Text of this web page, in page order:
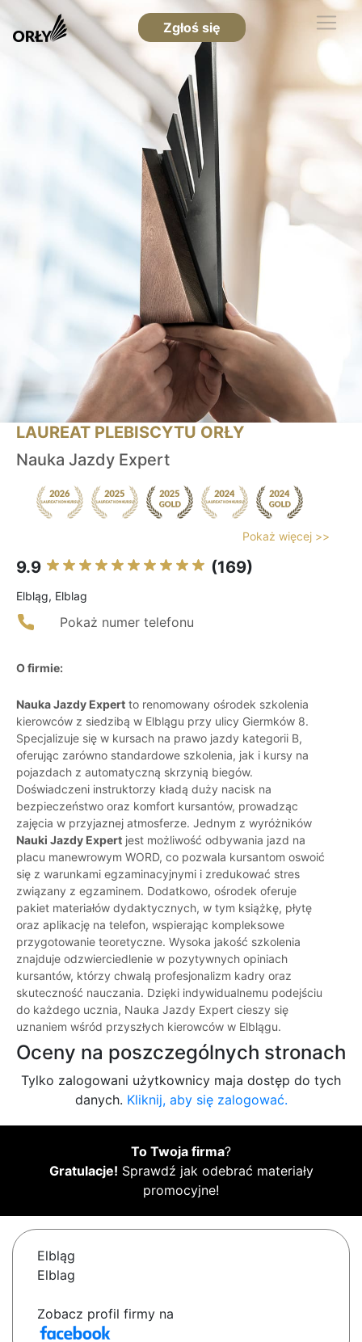
Zgłoś się
LAUREAT PLEBISCYTU ORŁY
Nauka Jazdy Expert
Pokaż więcej >>
9.9 (169)
Elbląg, Elblag
Pokaż numer telefonu
O firmie:
Nauka Jazdy Expert to renomowany ośrodek szkolenia
kierowców z siedzibą w Elblągu przy ulicy Giermków 8.
Specjalizuje się w kursach na prawo jazdy kategorii B,
oferując zarówno standardowe szkolenia, jak i kursy na
pojazdach z automatyczną skrzynią biegów.
Doświadczeni instruktorzy kładą duży nacisk na
bezpieczeństwo oraz komfort kursantów, prowadząc
zajęcia w przyjaznej atmosferze. Jednym z wyróżników
Nauki Jazdy Expert jest możliwość odbywania jazd na
placu manewrowym WORD, co pozwala kursantom oswoić
się z warunkami egzaminacyjnymi i zredukować stres
związany z egzaminem. Dodatkowo, ośrodek oferuje
pakiet materiałów dydaktycznych, w tym książkę, płytę
oraz aplikację na telefon, wspierając kompleksowe
przygotowanie teoretyczne. Wysoka jakość szkolenia
znajduje odzwierciedlenie w pozytywnych opiniach
kursantów, którzy chwalą profesjonalizm kadry oraz
skuteczność nauczania. Dzięki indywidualnemu podejściu
do każdego ucznia, Nauka Jazdy Expert cieszy się
uznaniem wśród przyszłych kierowców w Elblągu.
Oceny na poszczególnych stronach
Tylko zalogowani użytkownicy maja dostęp do tych
danych. Kliknij, aby się zalogować.
To Twoja firma?
Gratulacje! Sprawdź jak odebrać materiały
promocyjne!
Elbląg
Elblag
Zobacz profil firmy na